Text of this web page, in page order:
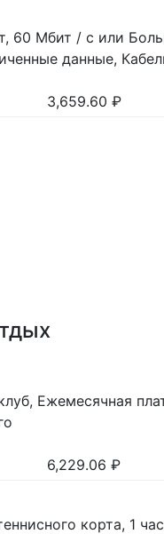
60 Мбит / с или
данные,
3,659.60 ₽
Ежемесячная
6,229.06 ₽
корта, 1